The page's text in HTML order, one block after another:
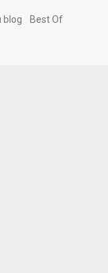
blog
Best Of